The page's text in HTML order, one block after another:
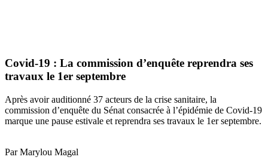
Covid-19 : La commission d’enquête reprendra ses
travaux le 1er septembre
Après avoir auditionné 37 acteurs de la crise sanitaire, la
commission d’enquête du Sénat consacrée à l’épidémie de Covid-19
marque une pause estivale et reprendra ses travaux le 1er septembre.
Par Marylou Magal